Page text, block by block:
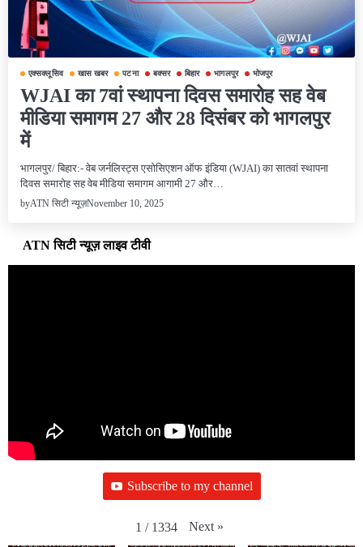
एक्सक्लूसिव खास खबर पटना बक्सर बिहार भागलपुर भोजपुर
WJAI का 7वां स्थापना दिवस समारोह सह वेब
मीडिया समागम 27 और 28 दिसंबर को भागलपुर
में
भागलपुर/ बिहार:- वेब जर्नलिस्ट्स एसोसिएशन ऑफ इंडिया (WJAI) का सातवां स्थापना
दिवस समारोह सह वेब मीडिया समागम आगामी 27 और…
byATN सिटी न्यूज़November 10, 2025
ATN सिटी न्यूज़ लाइव टीवी
Subscribe to my channel
1 / 1334 Next »